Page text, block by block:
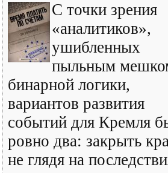
С точки зрения
«аналитиков»,
ушибленных
пыльным
бинарной логики,
вариантов развития
событий для Кремля
ровно два: закрыть
не глядя на